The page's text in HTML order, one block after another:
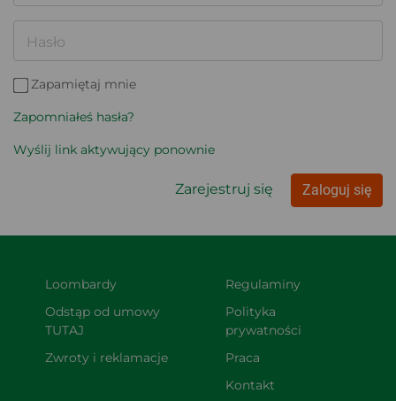
Hasło
Zapamiętaj mnie
Zapomniałeś hasła?
Wyślij link aktywujący ponownie
Zarejestruj się Zaloguj się
Loombardy
Odstąp od umowy
TUTAJ
Zwroty i reklamacje
Regulaminy
Polityka
prywatności
Praca
Kontakt